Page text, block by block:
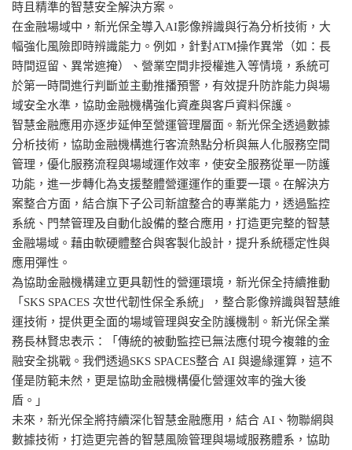
時且精準的智慧安全解決方案。
在金融場域中，新光保全導入AI影像辨識與行為分析技術，大
幅強化風險即時辨識能力。例如，針對ATM操作異常（如：長
時間逗留、異常遮掩）、營業空間非授權進入等情境，系統可
於第一時間進行判斷並主動推播預警，有效提升防詐能力與場
域安全水準，協助金融機構強化資產與客戶資料保護。
智慧金融應用亦逐步延伸至營運管理層面。新光保全透過數據
分析技術，協助金融機構進行客流熱點分析與無人化服務空間
管理，優化服務流程與場域運作效率，使安全服務從單一防護
功能，進一步轉化為支援整體營運運作的重要一環。在解決方
案整合方面，結合旗下子公司新誼整合的專業能力，透過監控
系統、門禁管理及自動化設備的整合應用，打造更完整的智慧
金融場域。藉由軟硬體整合與客製化設計，提升系統穩定性與
應用彈性。
為協助金融機構建立更具韌性的營運環境，新光保全持續推動
「SKS SPACES 次世代韌性保全系統」，整合影像辨識與智慧維
運技術，提供更全面的場域管理與安全防護機制。新光保全業
務長林賢忠表示：「傳統的被動監控已無法應付現今複雜的金
融安全挑戰。我們透過SKS SPACES整合 AI 與邊緣運算，這不
僅是防範未然，更是協助金融機構優化營運效率的強大後
盾。」
未來，新光保全將持續深化智慧金融應用，結合 AI、物聯網與
數據技術，打造更完善的智慧風險管理與場域服務體系，協助